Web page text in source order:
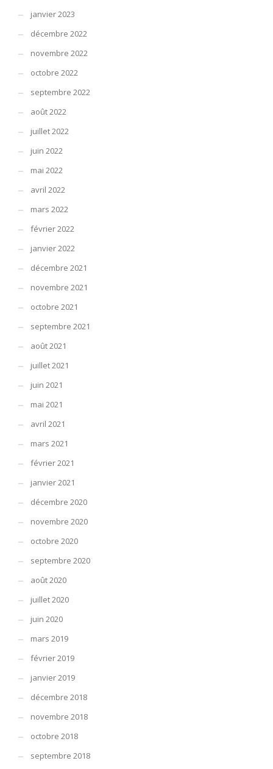
janvier 2023
décembre 2022
novembre 2022
octobre 2022
septembre 2022
août 2022
juillet 2022
juin 2022
mai 2022
avril 2022
mars 2022
février 2022
janvier 2022
décembre 2021
novembre 2021
octobre 2021
septembre 2021
août 2021
juillet 2021
juin 2021
mai 2021
avril 2021
mars 2021
février 2021
janvier 2021
décembre 2020
novembre 2020
octobre 2020
septembre 2020
août 2020
juillet 2020
juin 2020
mars 2019
février 2019
janvier 2019
décembre 2018
novembre 2018
octobre 2018
septembre 2018